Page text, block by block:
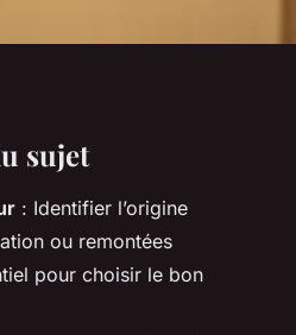
éliminer
murs
9 min de lecture
sujet
: Identifier l’origine
ou remontées
pour choisir le bon